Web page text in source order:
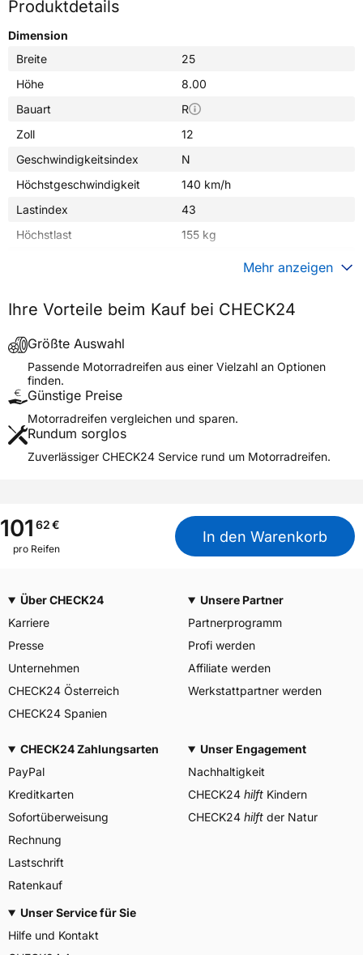
Produktdetails
Dimension
Breite
25
Höhe
8.00
Bauart
R
Zoll
12
Geschwindigkeitsindex
N
Höchstgeschwindigkeit
140 km/h
Lastindex
43
Höchstlast
155 kg
Fahrzeugtyp
Motorrad
Verwendung
Modellname
DI-2025 POWER GRIP
Reifenposition
Motorradtyp
General
Weitere Eigenschaften
M+S
Nein
3PMSF / Alpine-Symbol
Nein
Hwa Fong Rubber Ind. Co.,
Taiwan, info@duro.com.tw
Mehr anzeigen
Ihre Vorteile beim Kauf bei CHECK24
Größte Auswahl
Passende Motorradreifen aus einer Vielzahl an Optionen
finden.
Günstige Preise
Motorradreifen vergleichen und sparen.
Rundum sorglos
Zuverlässiger CHECK24 Service rund um Motorradreifen.
101 62€
pro Reifen
In den Warenkorb
Über CHECK24
Karriere
Presse
Unternehmen
CHECK24 Österreich
CHECK24 Spanien
Unsere Partner
Partnerprogramm
Profi werden
Affiliate werden
Werkstattpartner werden
CHECK24 Zahlungsarten
PayPal
Kreditkarten
Sofortüberweisung
Rechnung
Lastschrift
Ratenkauf
Unser Engagement
Nachhaltigkeit
CHECK24 hilft Kindern
CHECK24 hilft der Natur
Unser Service für Sie
Hilfe und Kontakt